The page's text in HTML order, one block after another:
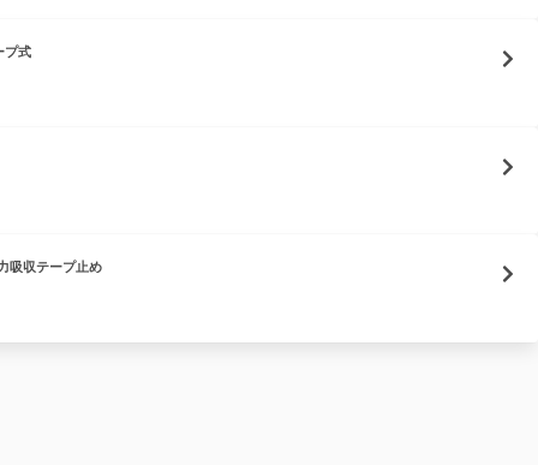
プ式
吸収テープ止め